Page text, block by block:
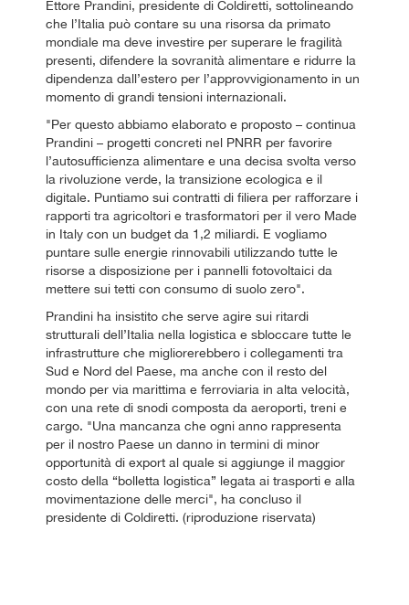
Ettore Prandini, presidente di Coldiretti, sottolineando
che l’Italia può contare su una risorsa da primato
mondiale ma deve investire per superare le fragilità
presenti, difendere la sovranità alimentare e ridurre la
dipendenza dall’estero per l’approvvigionamento in un
momento di grandi tensioni internazionali.
"Per questo abbiamo elaborato e proposto – continua
Prandini – progetti concreti nel PNRR per favorire
l’autosufficienza alimentare e una decisa svolta verso
la rivoluzione verde, la transizione ecologica e il
digitale. Puntiamo sui contratti di filiera per rafforzare i
rapporti tra agricoltori e trasformatori per il vero Made
in Italy con un budget da 1,2 miliardi. E vogliamo
puntare sulle energie rinnovabili utilizzando tutte le
risorse a disposizione per i pannelli fotovoltaici da
mettere sui tetti con consumo di suolo zero".
Prandini ha insistito che serve agire sui ritardi
strutturali dell’Italia nella logistica e sbloccare tutte le
infrastrutture che migliorerebbero i collegamenti tra
Sud e Nord del Paese, ma anche con il resto del
mondo per via marittima e ferroviaria in alta velocità,
con una rete di snodi composta da aeroporti, treni e
cargo. "Una mancanza che ogni anno rappresenta
per il nostro Paese un danno in termini di minor
opportunità di export al quale si aggiunge il maggior
costo della “bolletta logistica” legata ai trasporti e alla
movimentazione delle merci", ha concluso il
presidente di Coldiretti. (riproduzione riservata)